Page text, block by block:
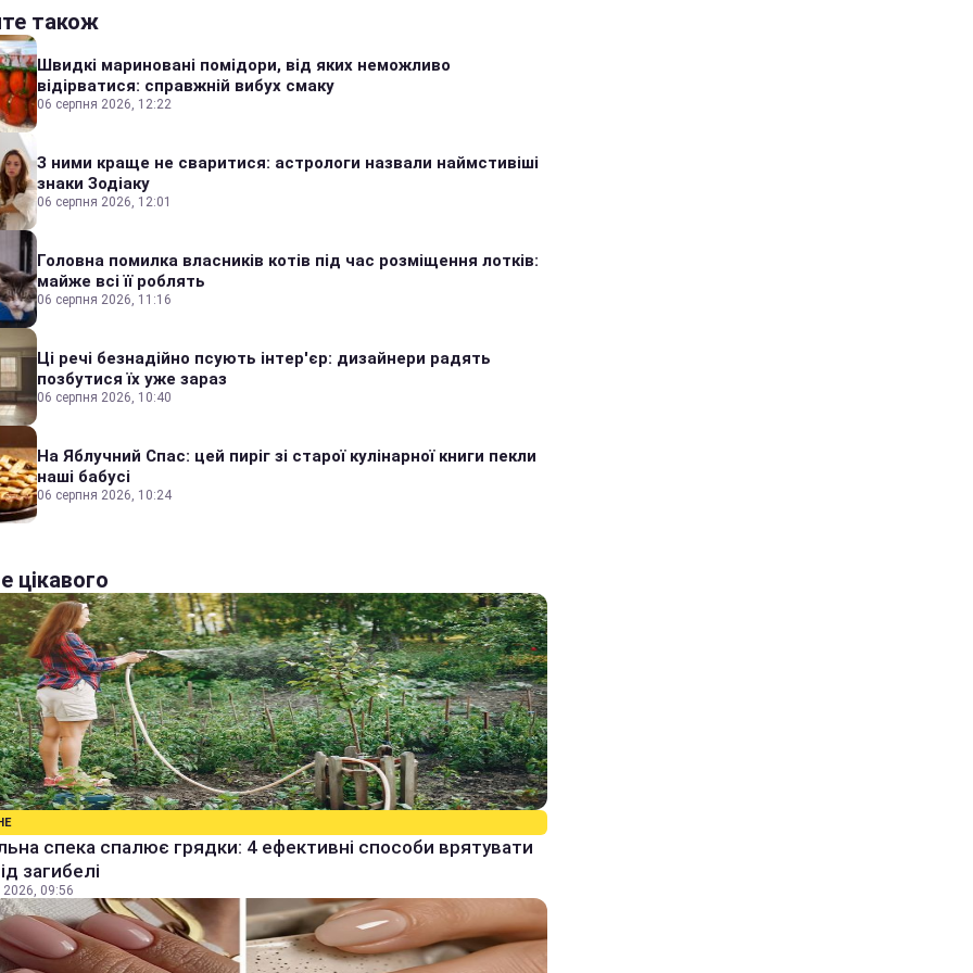
також
Швидкі мариновані помідори, від яких неможливо
відірватися: справжній вибух смаку
06 серпня 2026, 12:22
З ними краще не сваритися: астрологи назвали наймстивіші
знаки Зодіаку
06 серпня 2026, 12:01
Головна помилка власників котів під час розміщення лотків:
майже всі її роблять
06 серпня 2026, 11:16
Ці речі безнадійно псують інтер'єр: дизайнери радять
позбутися їх уже зараз
06 серпня 2026, 10:40
На Яблучний Спас: цей пиріг зі старої кулінарної книги пекли
наші бабусі
06 серпня 2026, 10:24
цікавого
спека спалює грядки: 4 ефективні способи врятувати
загибелі
2026, 09:56